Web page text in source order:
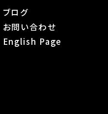
ブログ
お問い合わせ
English Page